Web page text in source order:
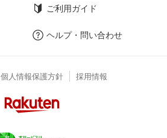
ご利用ガイド
ヘルプ・問い合わせ
個人情報保護方針 採用情報